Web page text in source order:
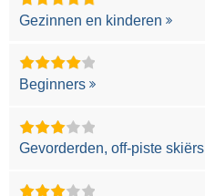
Gezinnen en kinderen
Beginners
Gevorderden, off-piste skiërs